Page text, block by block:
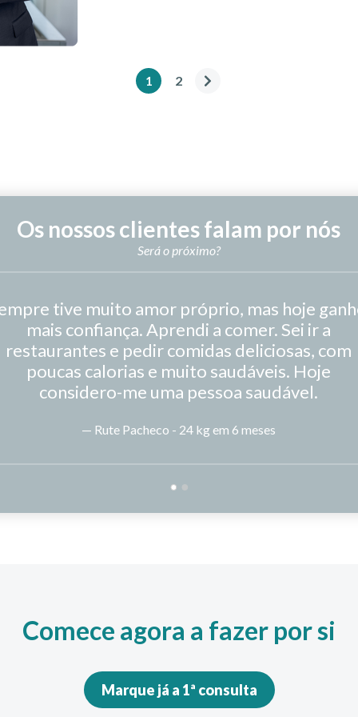
1 2
Os nossos clientes falam por nós
Será o próximo?
tive muito amor próprio, mas hoje
mais confiança. Aprendi a comer. Sei ir a
restaurantes e pedir comidas deliciosas, com
poucas calorias e muito saudáveis. Hoje
considero-me uma pessoa saudável.
— Rute Pacheco - 24 kg em 6 meses
Comece agora a fazer por si
Marque já a 1ª consulta